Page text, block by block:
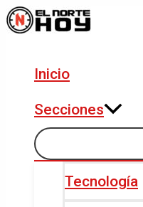
Ir
al
Inicio
Secciones
Tecnología
Navegación
de